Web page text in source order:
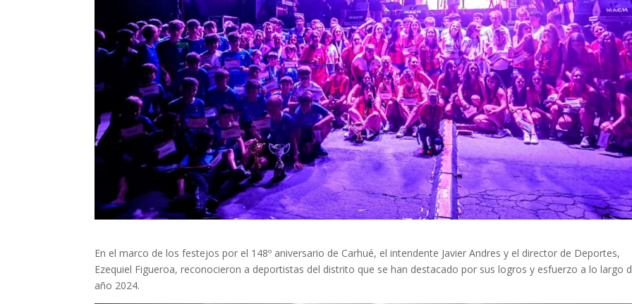
En el marco de los festejos por el 148º aniversario de Carhué, el intendente Javier Andres y el director de Deportes,
Ezequiel Figueroa, reconocieron a deportistas del distrito que se han destacado por sus logros y esfuerzo a lo largo
año 2024.